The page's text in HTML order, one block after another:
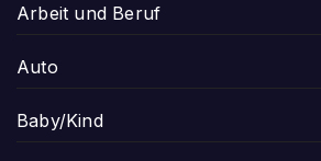
Arbeit und Beruf
Auto
Baby/Kind